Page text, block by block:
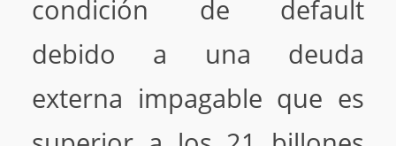
condición de default
debido a una deuda
externa impagable que es